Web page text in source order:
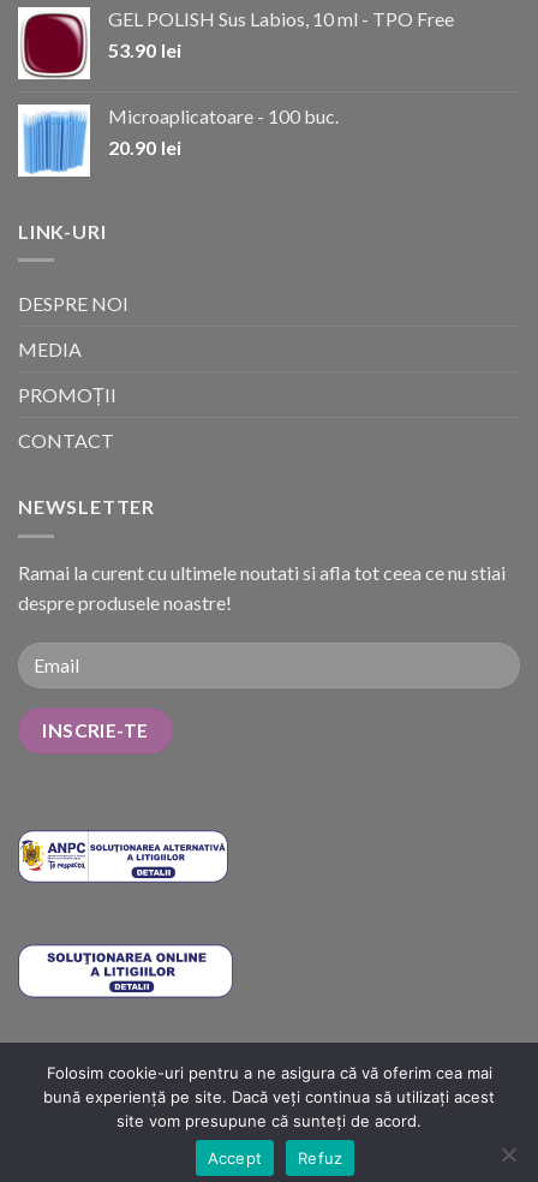
GEL POLISH Sus Labios, 10 ml - TPO Free
53.90 lei
Microaplicatoare - 100 buc.
20.90 lei
LINK-URI
DESPRE NOI
MEDIA
PROMOȚII
CONTACT
NEWSLETTER
Ramai la curent cu ultimele noutati si afla tot ceea ce nu stiai
despre produsele noastre!
METODE DE PLATĂ COSTURI DE LIVRARE
TERMENI ȘI CONDIȚII
POLITICA DE RETUR
ANPC ANPC SOLUTIONARE ANPC – SAL
Importator: SC Biton Beauty SRL, CUI: RO
37076890, sediul social: Bd Pipera 17, Voluntari
Folosim cookie-uri pentru a ne asigura că vă oferim cea mai
bună experiență pe site. Dacă veți continua să utilizați acest
site vom presupune că sunteți de acord.
Accept
Refuz